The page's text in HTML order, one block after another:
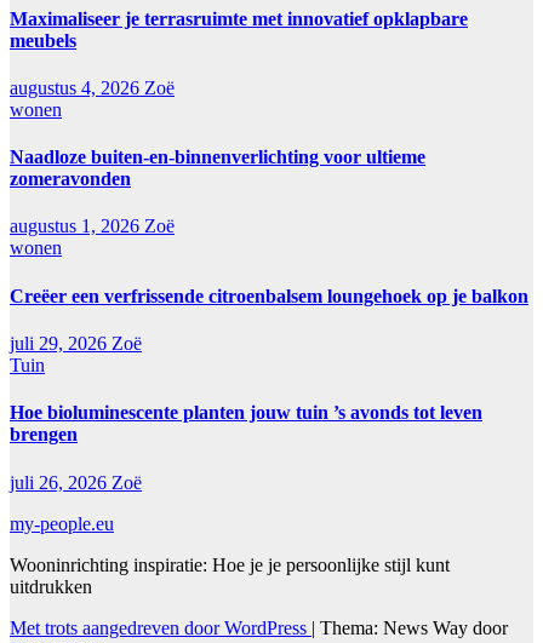
Maximaliseer je terrasruimte met innovatief opklapbare
meubels
augustus 4, 2026 Zoë
wonen
Naadloze buiten-en-binnenverlichting voor ultieme
zomeravonden
augustus 1, 2026 Zoë
wonen
Creëer een verfrissende citroenbalsem loungehoek op je balkon
juli 29, 2026 Zoë
Tuin
Hoe bioluminescente planten jouw tuin ’s avonds tot leven
brengen
juli 26, 2026 Zoë
my-people.eu
Wooninrichting inspiratie: Hoe je je persoonlijke stijl kunt
uitdrukken
Met trots aangedreven door WordPress | Thema: News Way door